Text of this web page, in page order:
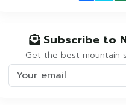
Subscribe to
Get the best mountain